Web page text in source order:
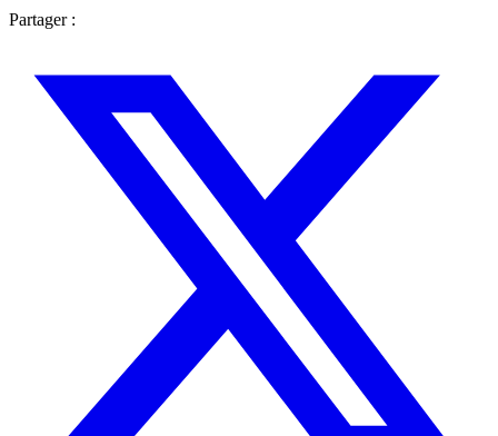
Partager :